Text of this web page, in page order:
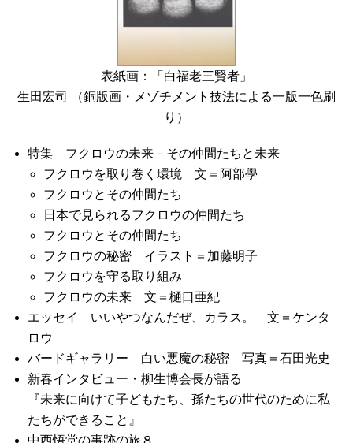
表紙画：「白福老三賢者」
生田宏司 （銅版画・メゾチメント技法による一版一色刷
り）
特集 フクロウの未来－その仲間たちと未来
フクロウを取り巻く環境 文＝阿部學
フクロウとその仲間たち
日本で見られるフクロウの仲間たち
フクロウとその仲間たち
フクロウの秘密 イラスト＝加藤明子
フクロウを守る取り組み
フクロウの未来 文＝樋口亜紀
エッセイ いいやつなんだぜ、カラス。 文＝ケンタ
ロウ
バードギャラリー 白い悪魔の秘密 写真＝石田光史
新春インタビュー・柳生博会長が語る
『未来に向けて子どもたち、孫たちの世代のために私
たちができること』
中西悟堂の事跡の旅８